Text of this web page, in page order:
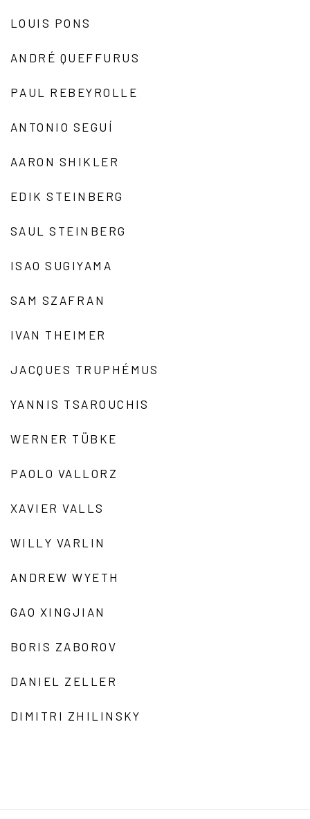
LOUIS PONS
ANDRÉ QUEFFURUS
PAUL REBEYROLLE
ANTONIO SEGUÍ
AARON SHIKLER
EDIK STEINBERG
SAUL STEINBERG
ISAO SUGIYAMA
SAM SZAFRAN
IVAN THEIMER
JACQUES TRUPHÉMUS
YANNIS TSAROUCHIS
WERNER TÜBKE
PAOLO VALLORZ
XAVIER VALLS
WILLY VARLIN
ANDREW WYETH
GAO XINGJIAN
BORIS ZABOROV
DANIEL ZELLER
DIMITRI ZHILINSKY